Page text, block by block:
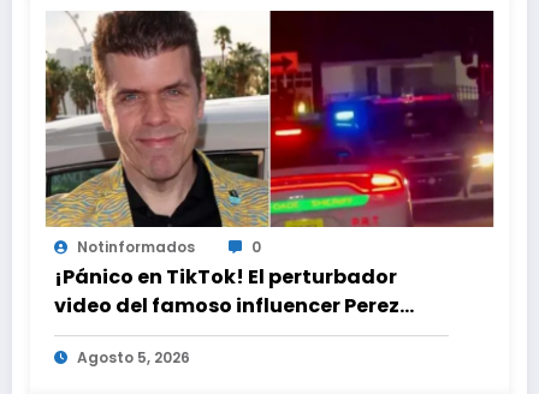
Notinformados 0
¡Pánico en TikTok! El perturbador
video del famoso influencer Perez
Hilton que obligó a sus fans a pedir
ayuda médica
Agosto 5, 2026